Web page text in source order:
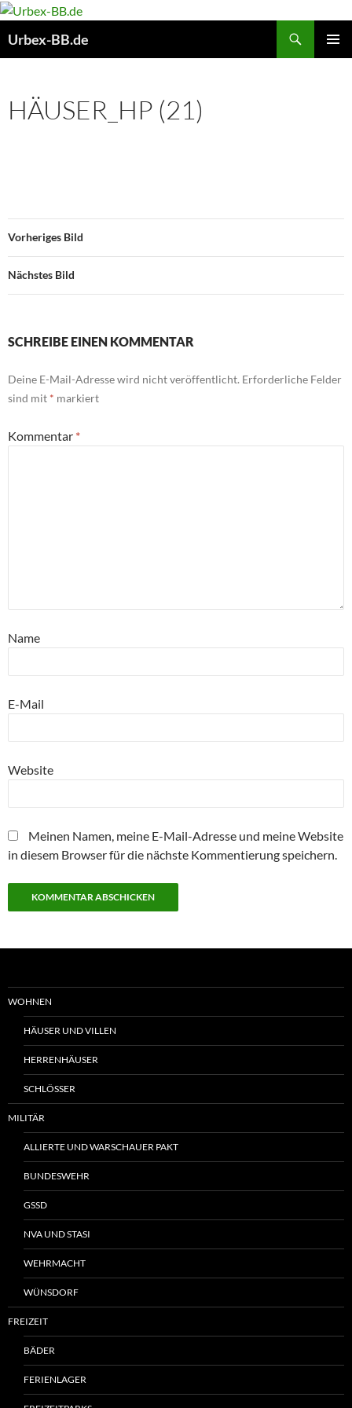
Urbex-BB.de
HÄUSER_HP (21)
Vorheriges Bild
Nächstes Bild
SCHREIBE EINEN KOMMENTAR
Deine E-Mail-Adresse wird nicht veröffentlicht. Erforderliche Felder
sind mit * markiert
Kommentar *
Name
E-Mail
Website
Meinen Namen, meine E-Mail-Adresse und meine Website
in diesem Browser für die nächste Kommentierung speichern.
WOHNEN
HÄUSER UND VILLEN
HERRENHÄUSER
SCHLÖSSER
MILITÄR
ALLIERTE UND WARSCHAUER PAKT
BUNDESWEHR
GSSD
NVA UND STASI
WEHRMACHT
WÜNSDORF
FREIZEIT
BÄDER
FERIENLAGER